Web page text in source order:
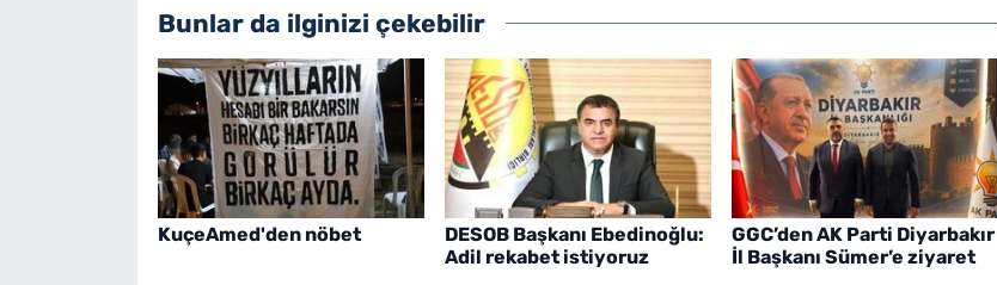
Bunlar da ilginizi çekebilir
KuçeAmed'den nöbet
DESOB Başkanı Ebedinoğlu:
Adil rekabet istiyoruz
GGC’den AK Parti Diyarbakır
İl Başkanı Sümer’e ziyaret